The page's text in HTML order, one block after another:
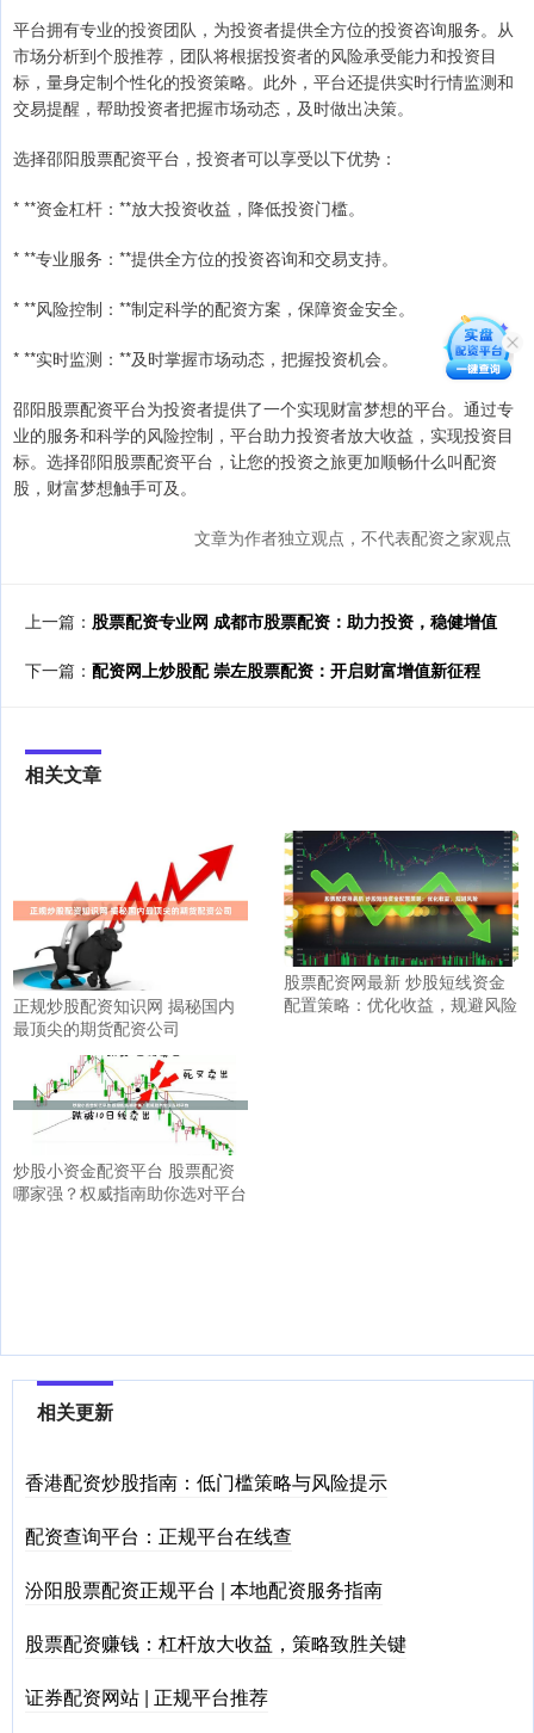
平台拥有专业的投资团队，为投资者提供全方位的投资咨询服务。从
市场分析到个股推荐，团队将根据投资者的风险承受能力和投资目
标，量身定制个性化的投资策略。此外，平台还提供实时行情监测和
交易提醒，帮助投资者把握市场动态，及时做出决策。
选择邵阳股票配资平台，投资者可以享受以下优势：
* **资金杠杆：**放大投资收益，降低投资门槛。
* **专业服务：**提供全方位的投资咨询和交易支持。
* **风险控制：**制定科学的配资方案，保障资金安全。
* **实时监测：**及时掌握市场动态，把握投资机会。
邵阳股票配资平台为投资者提供了一个实现财富梦想的平台。通过专
业的服务和科学的风险控制，平台助力投资者放大收益，实现投资目
标。选择邵阳股票配资平台，让您的投资之旅更加顺畅什么叫配资
股，财富梦想触手可及。
文章为作者独立观点，不代表配资之家观点
上一篇： 股票配资专业网 成都市股票配资：助力投资，稳健增值
下一篇： 配资网上炒股配 崇左股票配资：开启财富增值新征程
相关文章
正规炒股配资知识网 揭秘国内
最顶尖的期货配资公司
股票配资网最新 炒股短线资金
配置策略：优化收益，规避风险
炒股小资金配资平台 股票配资
哪家强？权威指南助你选对平台
相关更新
香港配资炒股指南：低门槛策略与风险提示
配资查询平台：正规平台在线查
汾阳股票配资正规平台 | 本地配资服务指南
股票配资赚钱：杠杆放大收益，策略致胜关键
证券配资网站 | 正规平台推荐